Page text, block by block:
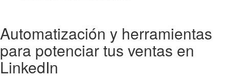
Automatización y herramientas
para potenciar tus ventas en
LinkedIn